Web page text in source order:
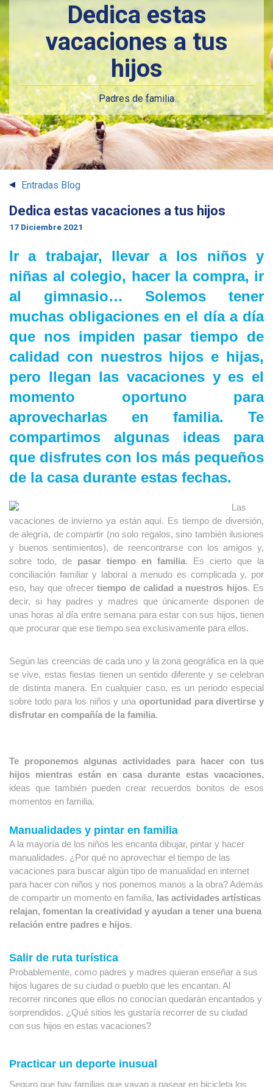
Dedica estas
vacaciones a tus
hijos
Padres de familia
Entradas Blog
Dedica estas vacaciones a tus hijos
17 Diciembre 2021
Ir a trabajar, llevar a los niños y
niñas al colegio, hacer la compra, ir
al gimnasio… Solemos tener
muchas obligaciones en el día a día
que nos impiden pasar tiempo de
calidad con nuestros hijos e hijas,
pero llegan las vacaciones y es el
momento oportuno para
aprovecharlas en familia. Te
compartimos algunas ideas para
que disfrutes con los más pequeños
de la casa durante estas fechas.
Las
vacaciones de invierno ya están aquí. Es tiempo de diversión,
de alegría, de compartir (no solo regalos, sino también ilusiones
y buenos sentimientos), de reencontrarse con los amigos y,
sobre todo, de pasar tiempo en familia. Es cierto que la
conciliación familiar y laboral a menudo es complicada y, por
eso, hay que ofrecer tiempo de calidad a nuestros hijos. Es
decir, si hay padres y madres que únicamente disponen de
unas horas al día entre semana para estar con sus hijos, tienen
que procurar que ese tiempo sea exclusivamente para ellos.
Según las creencias de cada uno y la zona geográfica en la que
se vive, estas fiestas tienen un sentido diferente y se celebran
de distinta manera. En cualquier caso, es un periodo especial
sobre todo para los niños y una oportunidad para divertirse y
disfrutar en compañía de la familia.
Te proponemos algunas actividades para hacer con tus
hijos mientras están en casa durante estas vacaciones,
ideas que también pueden crear recuerdos bonitos de esos
momentos en familia.
Manualidades y pintar en familia
A la mayoría de los niños les encanta dibujar, pintar y hacer
manualidades. ¿Por qué no aprovechar el tiempo de las
vacaciones para buscar algún tipo de manualidad en internet
para hacer con niños y nos ponemos manos a la obra? Además
de compartir un momento en familia, las actividades artísticas
relajan, fomentan la creatividad y ayudan a tener una buena
relación entre padres e hijos.
Salir de ruta turística
Probablemente, como padres y madres quieran enseñar a sus
hijos lugares de su ciudad o pueblo que les encantan. Al
recorrer rincones que ellos no conocían quedarán encantados y
sorprendidos. ¿Qué sitios les gustaría recorrer de su ciudad
con sus hijos en estas vacaciones?
Practicar un deporte inusual
Seguro que hay familias que vayan a pasear en bicicleta los